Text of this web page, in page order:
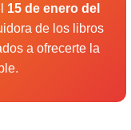
15 de enero del
de los libros
a ofrecerte la